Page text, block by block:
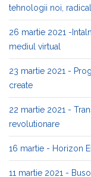
tehnologii noi,
26 martie 2021 -
mediul virtual
23 martie 2021 -
create
22 martie 2021 -
revolutionare
16 martie - Horizon
11 martie 2021 -